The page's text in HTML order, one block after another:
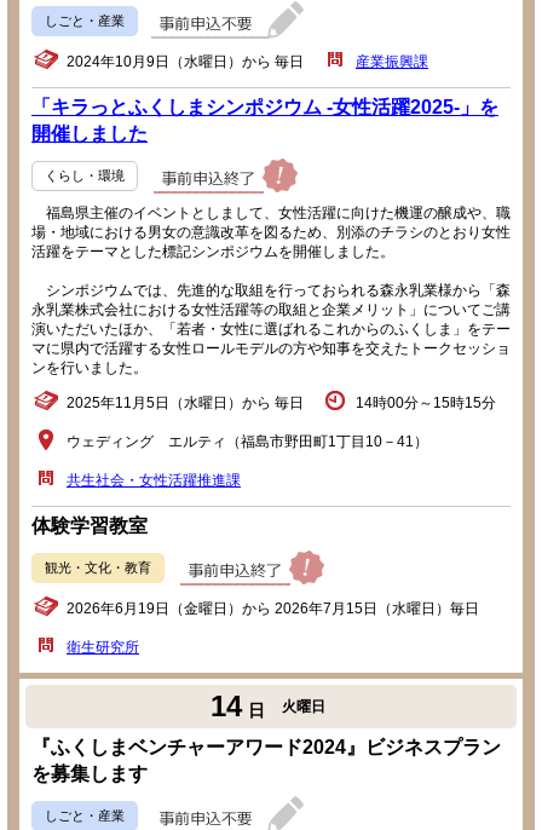
しごと・産業
2024年10月9日（水曜日）から 毎日 産業振興課
「キラっとふくしまシンポジウム -女性活躍2025-」を
開催しました
くらし・環境
福島県主催のイベントとしまして、女性活躍に向けた機運の醸成や、職
場・地域における男女の意識改革を図るため、別添のチラシのとおり女性
活躍をテーマとした標記シンポジウムを開催しました。
シンポジウムでは、先進的な取組を行っておられる森永乳業様から「森
永乳業株式会社における女性活躍等の取組と企業メリット」についてご講
演いただいたほか、「若者・女性に選ばれるこれからのふくしま」をテー
マに県内で活躍する女性ロールモデルの方や知事を交えたトークセッショ
ンを行いました。
2025年11月5日（水曜日）から 毎日 14時00分～15時15分
ウェディング エルティ（福島市野田町1丁目10－41）
共生社会・女性活躍推進課
体験学習教室
観光・文化・教育
2026年6月19日（金曜日）から 2026年7月15日（水曜日）毎日
衛生研究所
14 日 火曜日
『ふくしまベンチャーアワード2024』ビジネスプラン
を募集します
しごと・産業